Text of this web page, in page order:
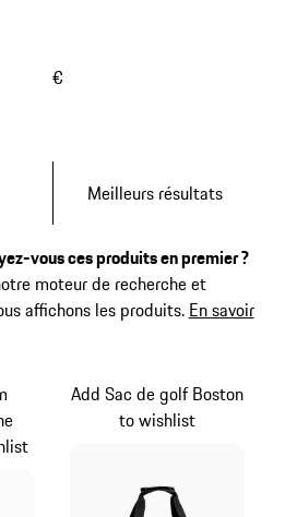
€
Meilleurs résultats
vous ces produits en premier ?
moteur de recherche et
affichons les produits. En savoir
Add Sac de golf Boston
to wishlist